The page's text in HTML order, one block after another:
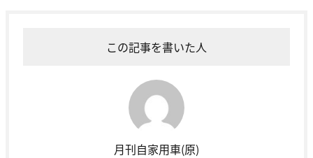
この記事を書いた人
月刊自家用車(原)